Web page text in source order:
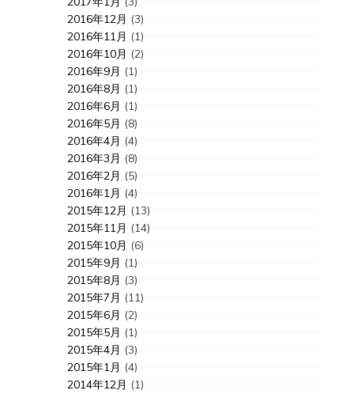
2016年12月 (3)
2016年11月 (1)
2016年10月 (2)
2016年9月 (1)
2016年8月 (1)
2016年6月 (1)
2016年5月 (8)
2016年4月 (4)
2016年3月 (8)
2016年2月 (5)
2016年1月 (4)
2015年12月 (13)
2015年11月 (14)
2015年10月 (6)
2015年9月 (1)
2015年8月 (3)
2015年7月 (11)
2015年6月 (2)
2015年5月 (1)
2015年4月 (3)
2015年1月 (4)
2014年12月 (1)